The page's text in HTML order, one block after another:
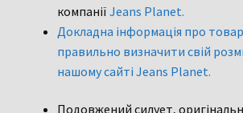
компанії Jeans Planet.
Докладна інформація про товар
правильно визначити свій
нашому сайті Jeans Planet.
Подовжений силует,